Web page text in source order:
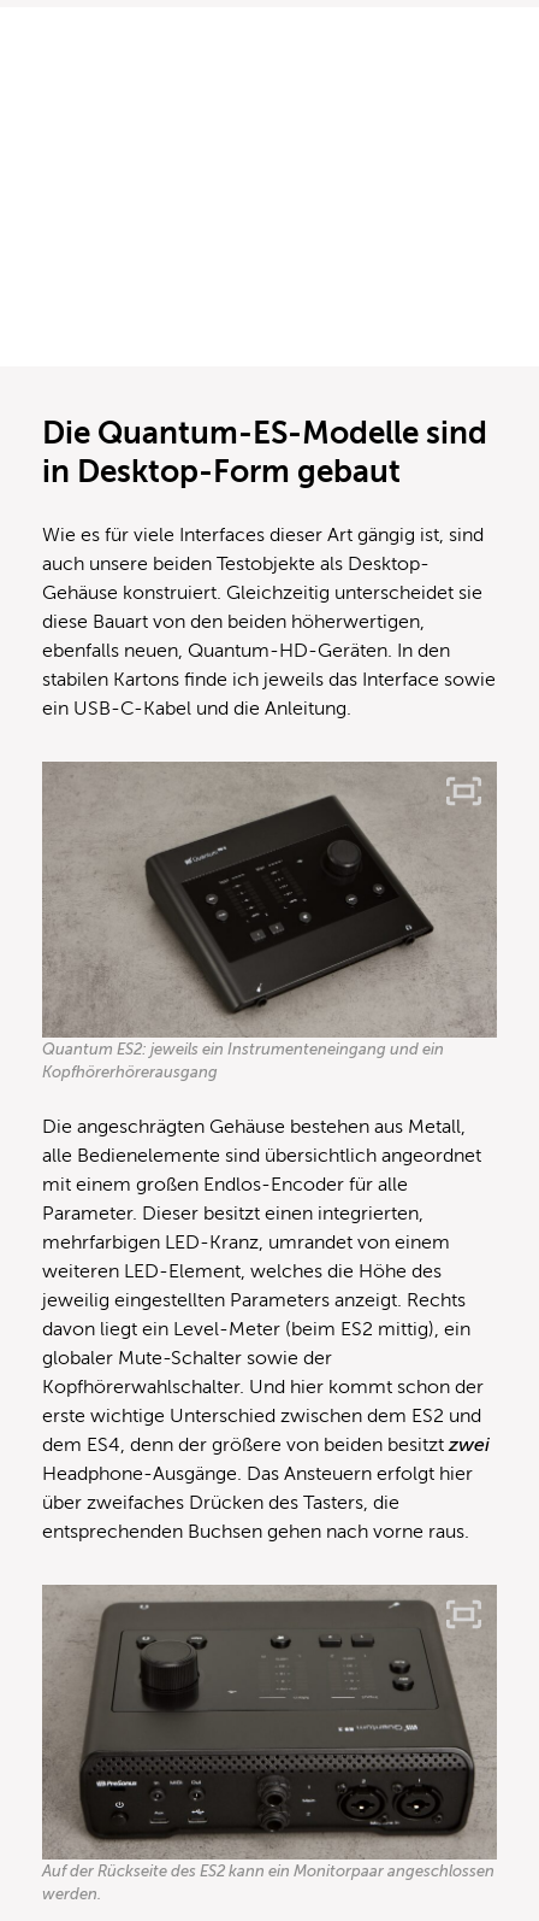
Die Quantum-ES-Modelle sind
in Desktop-Form gebaut
Wie es für viele Interfaces dieser Art gängig ist, sind
auch unsere beiden Testobjekte als Desktop-
Gehäuse konstruiert. Gleichzeitig unterscheidet sie
diese Bauart von den beiden höherwertigen,
ebenfalls neuen, Quantum-HD-Geräten. In den
stabilen Kartons finde ich jeweils das Interface sowie
ein USB-C-Kabel und die Anleitung.
Quantum ES2: jeweils ein Instrumenteneingang und ein
Kopfhörerhörerausgang
Die angeschrägten Gehäuse bestehen aus Metall,
alle Bedienelemente sind übersichtlich angeordnet
mit einem großen Endlos-Encoder für alle
Parameter. Dieser besitzt einen integrierten,
mehrfarbigen LED-Kranz, umrandet von einem
weiteren LED-Element, welches die Höhe des
jeweilig eingestellten Parameters anzeigt. Rechts
davon liegt ein Level-Meter (beim ES2 mittig), ein
globaler Mute-Schalter sowie der
Kopfhörerwahlschalter. Und hier kommt schon der
erste wichtige Unterschied zwischen dem ES2 und
dem ES4, denn der größere von beiden besitzt zwei
Headphone-Ausgänge. Das Ansteuern erfolgt hier
über zweifaches Drücken des Tasters, die
entsprechenden Buchsen gehen nach vorne raus.
Auf der Rückseite des ES2 kann ein Monitorpaar angeschlossen
werden.